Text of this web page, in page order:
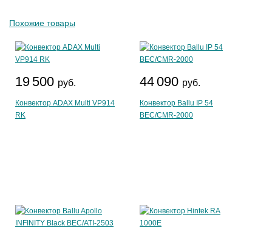
Похожие товары
19 500 руб.
Конвектор ADAX Multi VP914
RK
44 090 руб.
Конвектор Ballu IP 54
BEC/CMR-2000